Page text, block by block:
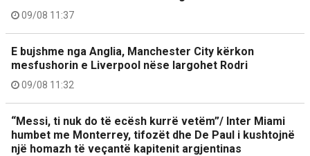
09/08 11:37
E bujshme nga Anglia, Manchester City kërkon
mesfushorin e Liverpool nëse largohet Rodri
09/08 11:32
“Messi, ti nuk do të ecësh kurrë vetëm”/ Inter Miami
humbet me Monterrey, tifozët dhe De Paul i kushtojnë
një homazh të veçantë kapitenit argjentinas